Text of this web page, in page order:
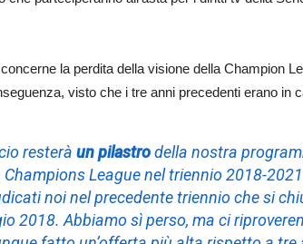
la perdita della visione della Champion
visto che i tre anni precedenti erano in
resterà un pilastrodella nostra
Champions League nel triennio 2018-
noi nel precedente triennio che si
2018. Abbiamo sì perso, ma ci